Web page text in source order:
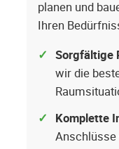
planen und
Ihren
Sorgfältige
wir die
Komplette